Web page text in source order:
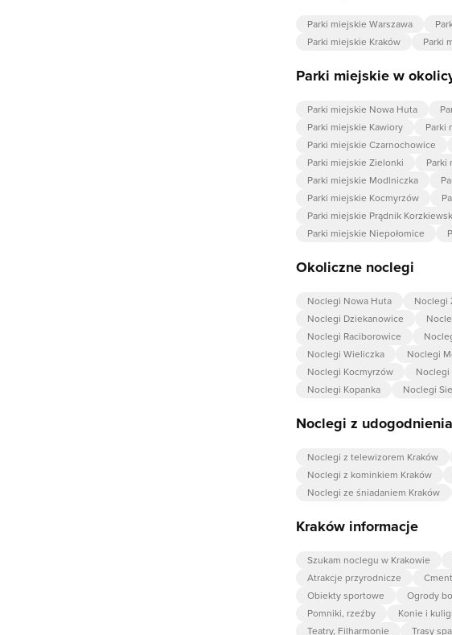
Parki miejskie Warszawa
Parki miejskie Kraków
Parki
Parki miejskie w
Parki miejskie Nowa Huta
Parki miejskie Kawiory
Parki
Parki miejskie Czarnochowice
Parki miejskie Zielonki
Parki
Parki miejskie Modlniczka
Parki miejskie Kocmyrzów
Parki miejskie Prądnik
Parki miejskie Niepołomice
Okoliczne noclegi
Noclegi Nowa Huta Noclegi
Noclegi Dziekanowice
Noclegi Raciborowice
Noclegi Wieliczka
Noclegi
Noclegi Kocmyrzów
Noclegi
Noclegi Kopanka
Noclegi
Noclegi z
Noclegi z telewizorem Kraków
Noclegi z kominkiem Kraków
Noclegi ze śniadaniem Kraków
Kraków informacje
Szukam noclegu w Krakowie
Atrakcje przyrodnicze
Obiekty sportowe
Ogrody
Pomniki, rzeźby
Konie i kuligi
Teatry, Filharmonie
Trasy